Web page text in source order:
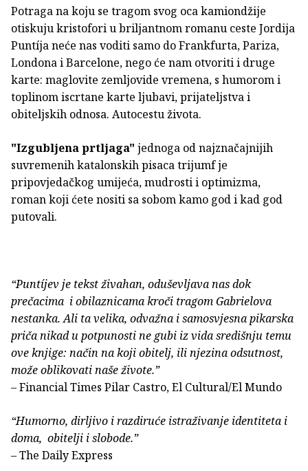
Potraga na koju se tragom svog oca kamiondžije
otiskuju kristofori u briljantnom romanu ceste Jordija
Puntíja neće nas voditi samo do Frankfurta, Pariza,
Londona i Barcelone, nego će nam otvoriti i druge
karte: maglovite zemljovide vremena, s humorom i
toplinom iscrtane karte ljubavi, prijateljstva i
obiteljskih odnosa. Autocestu života.
"Izgubljena prtljaga" jednoga od najznačajnijih
suvremenih katalonskih pisaca trijumf je
pripovjedačkog umijeća, mudrosti i optimizma,
roman koji ćete nositi sa sobom kamo god i kad god
putovali.
“Puntíjev je tekst živahan, oduševljava nas dok
prečacima i obilaznicama kroči tragom Gabrielova
nestanka. Ali ta velika, odvažna i samosvjesna pikarska
priča nikad u potpunosti ne gubi iz vida središnju temu
ove knjige: način na koji obitelj, ili njezina odsutnost,
može oblikovati naše živote.”
– Financial Times Pilar Castro, El Cultural/El Mundo
“Humorno, dirljivo i razdiruće istraživanje identiteta i
doma, obitelji i slobode.”
– The Daily Express